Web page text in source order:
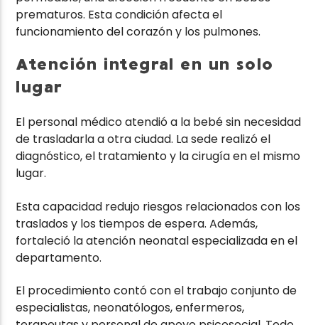
prematuros. Esta condición afecta el
funcionamiento del corazón y los pulmones.
Atención integral en un solo
lugar
El personal médico atendió a la bebé sin necesidad
de trasladarla a otra ciudad. La sede realizó el
diagnóstico, el tratamiento y la cirugía en el mismo
lugar.
Esta capacidad redujo riesgos relacionados con los
traslados y los tiempos de espera. Además,
fortaleció la atención neonatal especializada en el
departamento.
El procedimiento contó con el trabajo conjunto de
especialistas, neonatólogos, enfermeros,